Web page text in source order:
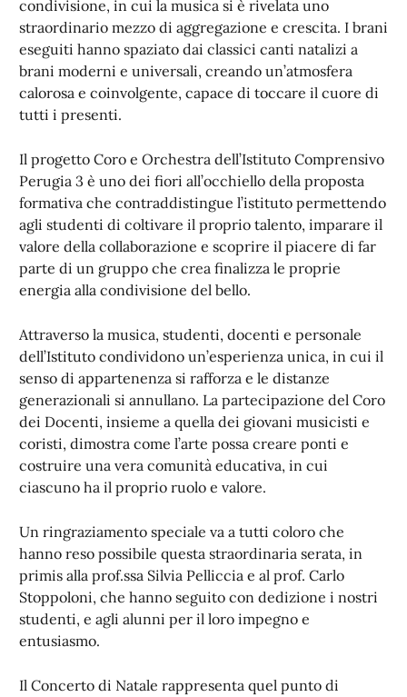
condivisione, in cui la musica si è rivelata uno
straordinario mezzo di aggregazione e crescita. I brani
eseguiti hanno spaziato dai classici canti natalizi a
brani moderni e universali, creando un’atmosfera
calorosa e coinvolgente, capace di toccare il cuore di
tutti i presenti.
Il progetto Coro e Orchestra dell’Istituto Comprensivo
Perugia 3 è uno dei fiori all’occhiello della proposta
formativa che contraddistingue l’istituto permettendo
agli studenti di coltivare il proprio talento, imparare il
valore della collaborazione e scoprire il piacere di far
parte di un gruppo che crea finalizza le proprie
energia alla condivisione del bello.
Attraverso la musica, studenti, docenti e personale
dell’Istituto condividono un’esperienza unica, in cui il
senso di appartenenza si rafforza e le distanze
generazionali si annullano. La partecipazione del Coro
dei Docenti, insieme a quella dei giovani musicisti e
coristi, dimostra come l’arte possa creare ponti e
costruire una vera comunità educativa, in cui
ciascuno ha il proprio ruolo e valore.
Un ringraziamento speciale va a tutti coloro che
hanno reso possibile questa straordinaria serata, in
primis alla prof.ssa Silvia Pelliccia e al prof. Carlo
Stoppoloni, che hanno seguito con dedizione i nostri
studenti, e agli alunni per il loro impegno e
entusiasmo.
Il Concerto di Natale rappresenta quel punto di